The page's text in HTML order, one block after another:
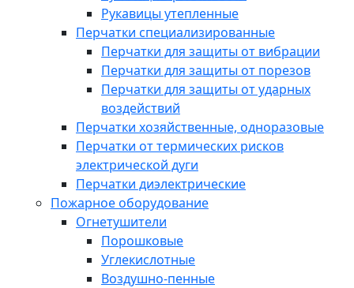
Рукавицы утепленные
Перчатки специализированные
Перчатки для защиты от вибрации
Перчатки для защиты от порезов
Перчатки для защиты от ударных
воздействий
Перчатки хозяйственные, одноразовые
Перчатки от термических рисков
электрической дуги
Перчатки диэлектрические
Пожарное оборудование
Огнетушители
Порошковые
Углекислотные
Воздушно-пенные